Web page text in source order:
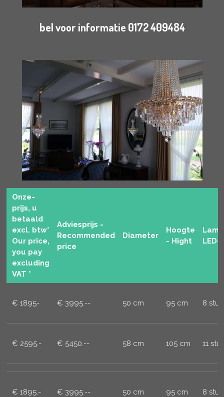
bel voor informatie 0172 409484
Onze-
prijs, u
betaald
excl. btw*
Our price,
you pay
excluding
VAT *
Adviesprijs -
Recommended
price
Diameter
Hoogte
- Hight
LED-
€ 1895- € 3995.-- 50 cm 95 cm 8
€ 2595.- € 5450.-- 58 cm 105 cm 11
€ 1895.- € 3995.-- 50 cm 95 cm 8